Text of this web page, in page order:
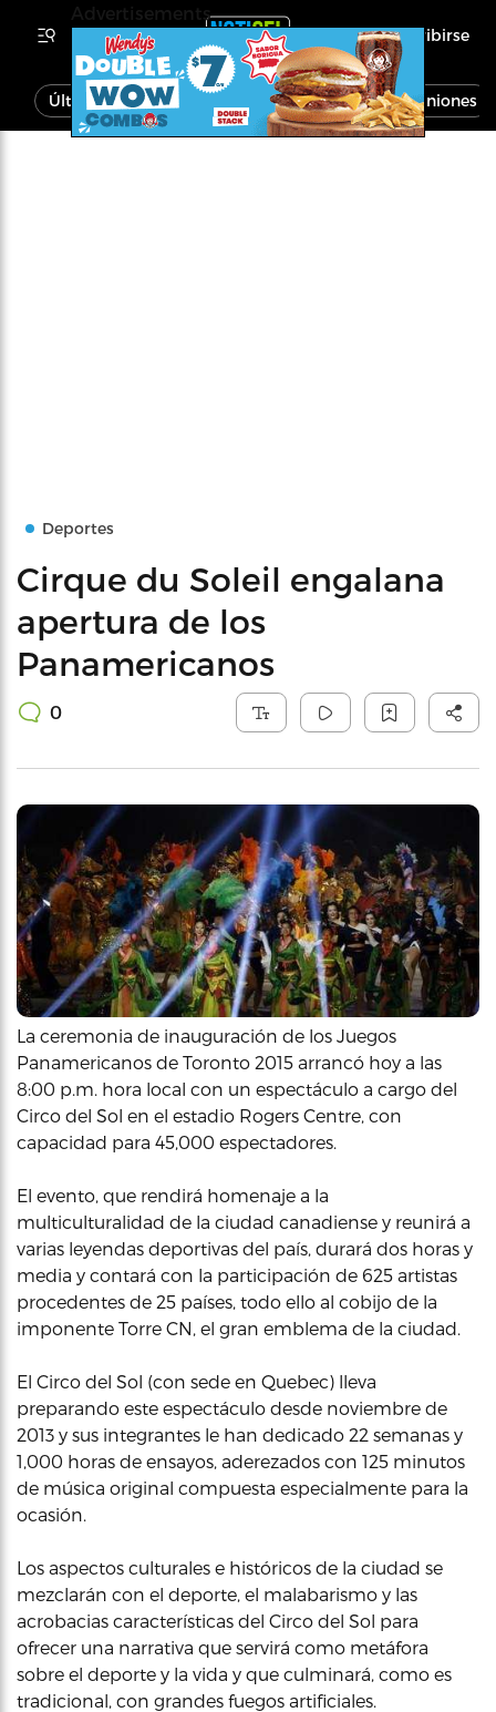
Inscribirse
Última Hora Noticias Economía Opiniones
Deportes
Cirque du Soleil engalana
apertura de los
Panamericanos
0
La ceremonia de inauguración de los Juegos
Panamericanos de Toronto 2015 arrancó hoy a las
8:00 p.m. hora local con un espectáculo a cargo del
Circo del Sol en el estadio Rogers Centre, con
capacidad para 45,000 espectadores.
El evento, que rendirá homenaje a la
multiculturalidad de la ciudad canadiense y reunirá a
varias leyendas deportivas del país, durará dos horas y
media y contará con la participación de 625 artistas
procedentes de 25 países, todo ello al cobijo de la
imponente Torre CN, el gran emblema de la ciudad.
El Circo del Sol (con sede en Quebec) lleva
preparando este espectáculo desde noviembre de
2013 y sus integrantes le han dedicado 22 semanas y
1,000 horas de ensayos, aderezados con 125 minutos
de música original compuesta especialmente para la
ocasión.
Los aspectos culturales e históricos de la ciudad se
mezclarán con el deporte, el malabarismo y las
acrobacias características del Circo del Sol para
ofrecer una narrativa que servirá como metáfora
sobre el deporte y la vida y que culminará, como es
tradicional, con grandes fuegos artificiales.
Advertisements